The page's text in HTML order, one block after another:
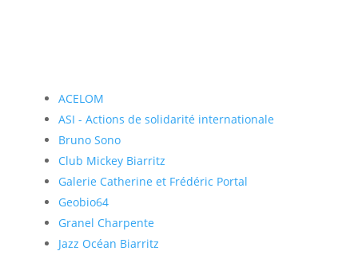
ACELOM
ASI - Actions de solidarité internationale
Bruno Sono
Club Mickey Biarritz
Galerie Catherine et Frédéric Portal
Geobio64
Granel Charpente
Jazz Océan Biarritz